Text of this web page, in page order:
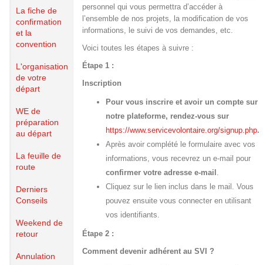
La fiche de
confirmation
et la
convention
L'organisation
de votre
départ
WE de
préparation
au départ
La feuille de
route
Derniers
Conseils
Weekend de
retour
Annulation
personnel qui vous permettra d’accéder à
l’ensemble de nos projets, la modification de vos
informations, le suivi de vos demandes, etc.
Voici toutes les étapes à suivre :
Étape 1 :
Inscription
Pour vous inscrire et avoir un compte sur
notre plateforme, rendez-vous sur
https://www.servicevolontaire.org/signup.php.
Après avoir complété le formulaire avec vos
informations, vous recevrez un e-mail pour
confirmer votre adresse e-mail .
Cliquez sur le lien inclus dans le mail. Vous
pouvez ensuite vous connecter en utilisant
vos identifiants.
Étape 2 :
Comment devenir adhérent au SVI ?